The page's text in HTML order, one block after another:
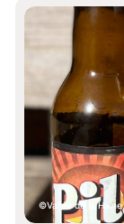
Vallée de la Haine